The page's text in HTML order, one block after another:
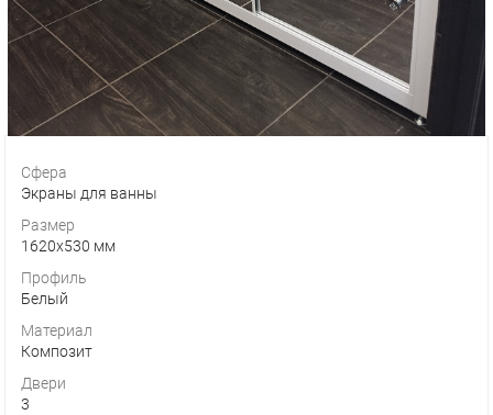
Сфера
Экраны для ванны
Размер
1620х530 мм
Профиль
Белый
Материал
Композит
Двери
3